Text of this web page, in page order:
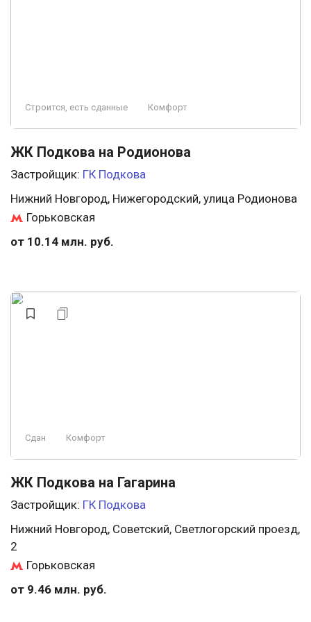
Строится, есть сданные Комфорт
ЖК Подкова на Родионова
Застройщик: ГК Подкова
Нижний Новгород, Нижегородский, улица Родионова
Горьковская
от 10.14 млн. руб.
Сдан Комфорт
ЖК Подкова на Гагарина
Застройщик: ГК Подкова
Нижний Новгород, Советский, Светлогорский проезд,
2
Горьковская
от 9.46 млн. руб.